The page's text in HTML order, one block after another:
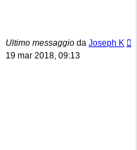
Ultimo messaggio da Joseph K
19 mar 2018, 09:13